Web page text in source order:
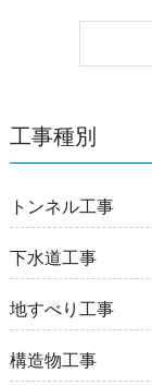
工事種別
トンネル工事
下水道工事
地すべり工事
構造物工事